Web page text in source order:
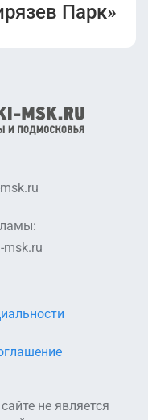
Парк»
msk.ru
не является